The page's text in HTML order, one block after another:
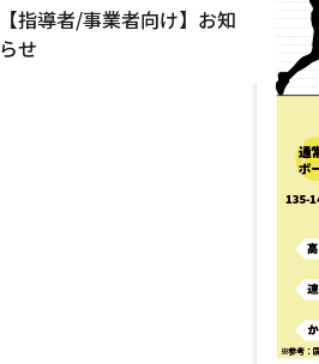
【指導者/事業者向け】お知
らせ